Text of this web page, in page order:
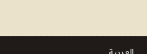
العربية